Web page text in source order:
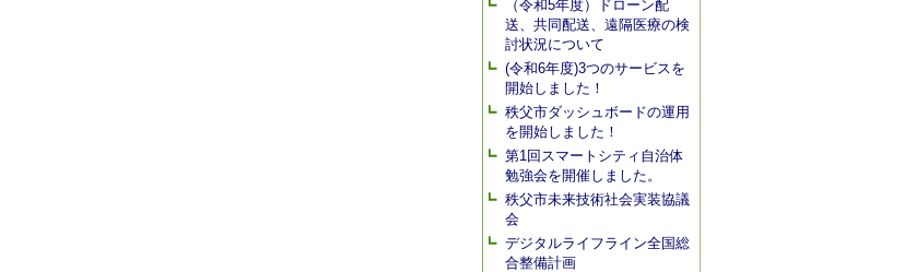
（令和5年度）ドローン配
送、共同配送、遠隔医療の検
討状況について
(令和6年度)3つのサービスを
開始しました！
秩父市ダッシュボードの運用
を開始しました！
第1回スマートシティ自治体
勉強会を開催しました。
秩父市未来技術社会実装協議
会
デジタルライフライン全国総
合整備計画